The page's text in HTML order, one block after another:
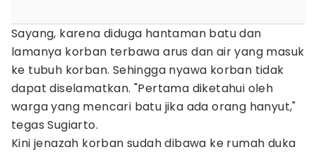
Sayang, karena diduga hantaman batu dan
lamanya korban terbawa arus dan air yang masuk
ke tubuh korban. Sehingga nyawa korban tidak
dapat diselamatkan. "Pertama diketahui oleh
warga yang mencari batu jika ada orang hanyut,"
tegas Sugiarto.
Kini jenazah korban sudah dibawa ke rumah duka